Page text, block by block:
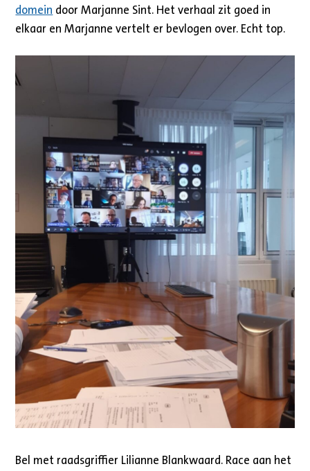
domein door Marjanne Sint. Het verhaal zit goed in
elkaar en Marjanne vertelt er bevlogen over. Echt top.
Bel met raadsgriffier Lilianne Blankwaard. Race aan het